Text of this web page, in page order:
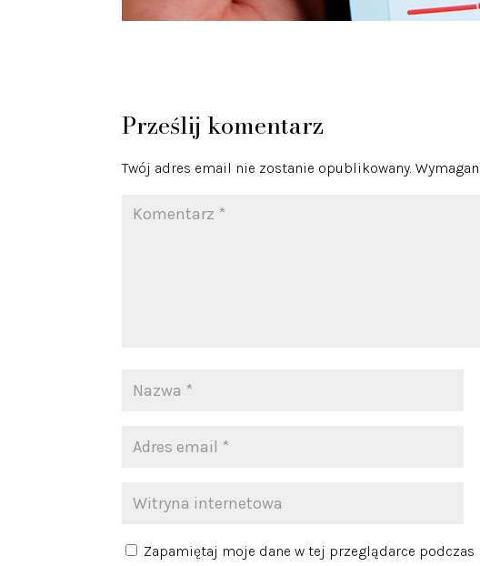
Prześlij komentarz
Twój adres email nie zostanie opublikowany.
Zapamiętaj moje dane w tej przeglądarce